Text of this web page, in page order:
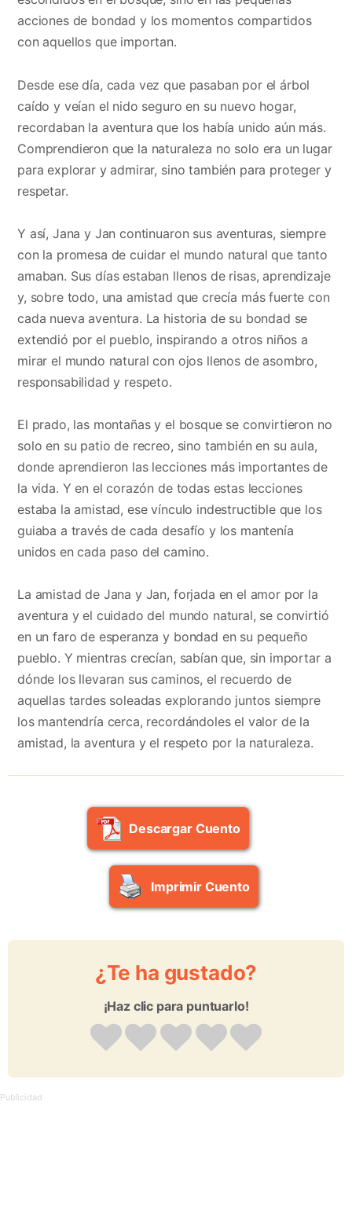
acciones de bondad y los momentos compartidos
con aquellos que importan.
Desde ese día, cada vez que pasaban por el árbol
caído y veían el nido seguro en su nuevo hogar,
recordaban la aventura que los había unido aún más.
Comprendieron que la naturaleza no solo era un lugar
para explorar y admirar, sino también para proteger y
respetar.
Y así, Jana y Jan continuaron sus aventuras, siempre
con la promesa de cuidar el mundo natural que tanto
amaban. Sus días estaban llenos de risas, aprendizaje
y, sobre todo, una amistad que crecía más fuerte con
cada nueva aventura. La historia de su bondad se
extendió por el pueblo, inspirando a otros niños a
mirar el mundo natural con ojos llenos de asombro,
responsabilidad y respeto.
El prado, las montañas y el bosque se convirtieron no
solo en su patio de recreo, sino también en su aula,
donde aprendieron las lecciones más importantes de
la vida. Y en el corazón de todas estas lecciones
estaba la amistad, ese vínculo indestructible que los
guiaba a través de cada desafío y los mantenía
unidos en cada paso del camino.
La amistad de Jana y Jan, forjada en el amor por la
aventura y el cuidado del mundo natural, se convirtió
en un faro de esperanza y bondad en su pequeño
pueblo. Y mientras crecían, sabían que, sin importar a
dónde los llevaran sus caminos, el recuerdo de
aquellas tardes soleadas explorando juntos siempre
los mantendría cerca, recordándoles el valor de la
amistad, la aventura y el respeto por la naturaleza.
Descargar Cuento
Imprimir Cuento
¿Te ha gustado?
¡Haz clic para puntuarlo!